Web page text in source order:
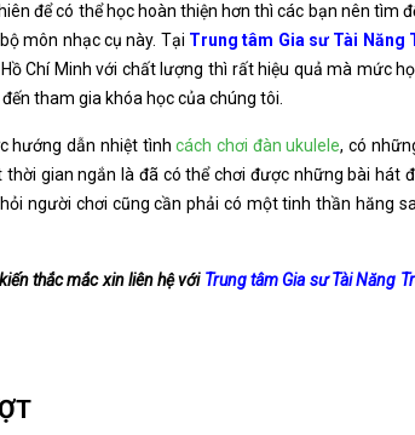
để có thể học hoàn thiện hơn thì các bạn nên tìm
môn nhạc cụ này. Tại Trung tâm Gia sư Tài Năng
Chí Minh với chất lượng thì rất hiệu quả mà mức
tham gia khóa học của chúng tôi.
hướng dẫn nhiệt tìnhcách chơi đàn ukulele, có
gian ngắn là đã có thể chơi được những bài hát
người chơi cũng cần phải có một tinh thần hăng
thắc mắc xin liên hệ với Trung tâm Gia sư Tài Năng